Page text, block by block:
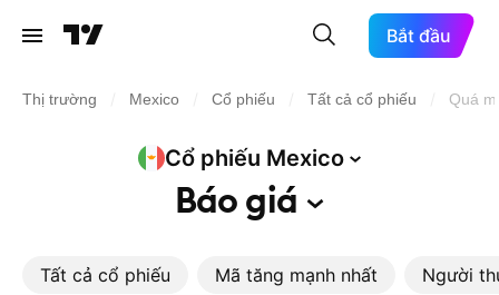
Bắt đầu
Thị trường Mexico Cổ phiếu Tất cả cổ phiếu Quá
Cổ phiếu Mexico
Báogiá
Tất cả cổ phiếu Mã tăng mạnh nhất Người